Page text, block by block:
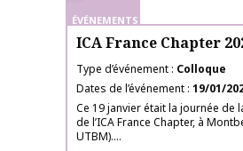
ÉVÉNEMENTS
ICA France Chapter
Type d’événement Colloque
Dates de l’événement 19/01/
Ce 19 janvier était la journée de
de l’ICA France Chapter, à
UTBM)....